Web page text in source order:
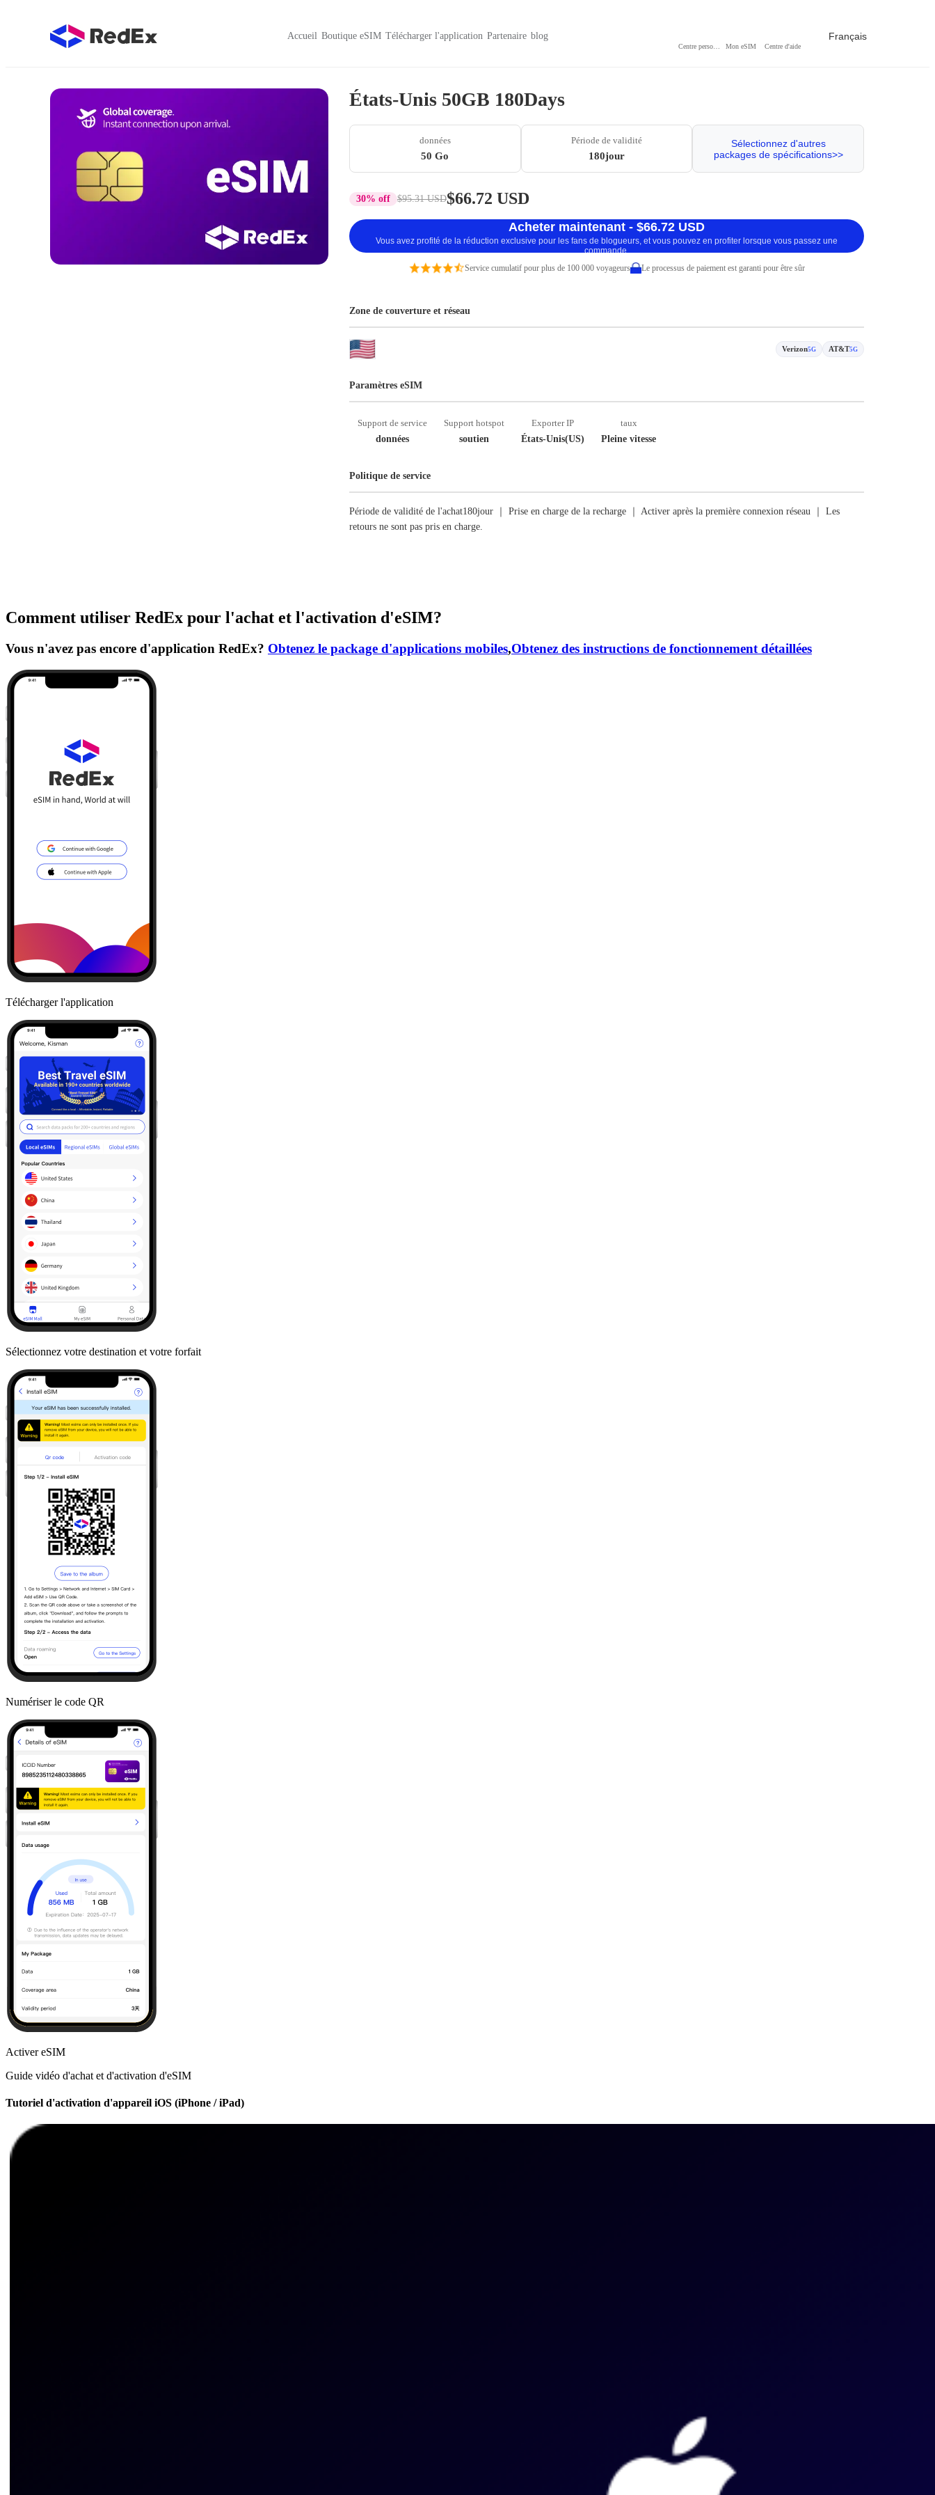
Accueil Boutique eSIM Télécharger l'application Partenaire blog
Mon eSIM Centre d'aide
Français
États-Unis 50GB 180Days
données
50 Go
Période de validité
180jour
Sélectionnez d'autres
packages de spécifications>>
30% off $95.31 USD$66.72 USD
Acheter maintenant - $66.72 USD
Vous avez profité de la réduction exclusive pour les fans de blogueurs, et vous pouvez en profiter lorsque vous passez une
commande.
Service cumulatif pour plus de 100 000 voyageurs
Le processus de paiement est garanti pour être sûr
Zone de couverture et réseau
Verizon5G AT&T5G
Paramètres eSIM
Support de service
données
Support hotspot
soutien
Exporter IP
États-Unis(US)
taux
Pleine vitesse
Politique de service
Période de validité de l'achat180jour ｜ Prise en charge de la recharge ｜ Activer après la première connexion réseau ｜ Les
retours ne sont pas pris en charge.
Comment utiliser RedEx pour l'achat et l'activation d'eSIM?
Vous n'avez pas encore d'application RedEx? Obtenez le package d'applications mobiles,Obtenez des instructions de fonctionnement détaillées
Télécharger l'application
Sélectionnez votre destination et votre forfait
Numériser le code QR
Activer eSIM
Guide vidéo d'achat et d'activation d'eSIM
Tutoriel d'activation d'appareil iOS (iPhone / iPad)